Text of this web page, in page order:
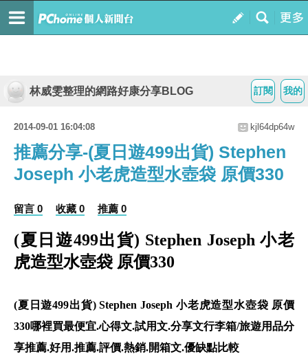
我的
訂閱
林威雯整理的網路好康分享BLOG
2014-09-01 16:04:08 kjl64dp64w
推薦分享-(夏日遊499出貨) Stephen
Joseph 小老虎造型水壺袋 原價330
留言 0 收藏 0 推薦 0
(夏日遊499出貨) Stephen Joseph 小老
虎造型水壺袋 原價330
(夏日遊499出貨) Stephen Joseph 小老虎造型水壺袋 原價
330哪裡買最便宜.心得文.試用文.分享文行李箱/旅遊用品分
享推薦.好用.推薦.評價.熱銷.開箱文.優缺點比較